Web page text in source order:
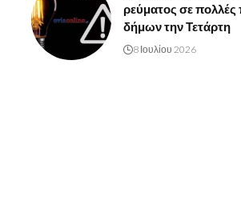
ρεύματος σε πολλές
δήμων την Τετάρτη
8 Ιουλίου 2026